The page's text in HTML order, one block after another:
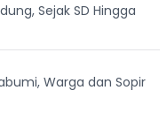
Sejak SD Hingga
Warga dan Sopir